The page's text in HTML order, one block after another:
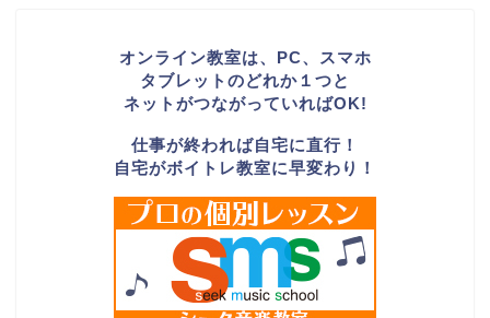
オンライン教室は、PC、スマホ
タブレットのどれか１つと
ネットがつながっていればOK!
仕事が終われば自宅に直行！
自宅がボイトレ教室に早変わり！